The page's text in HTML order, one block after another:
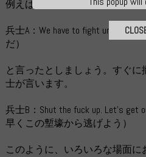
例えば、明らかに終わってる状
兵士A：We have to fight until the
だ）
と言ったとしましょう。すぐ
士が言います。
兵士B：Shut the fuck up. Let’s get
早くこの塹壕から逃げよう）
このように、いろいろな場面に